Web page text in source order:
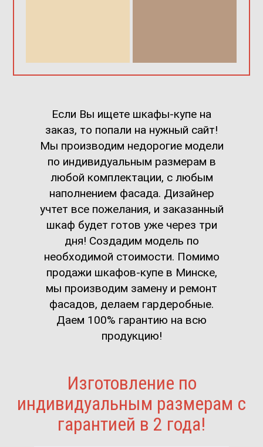
Если Вы ищете шкафы-купе на
заказ, то попали на нужный сайт!
Мы производим недорогие модели
по индивидуальным размерам в
любой комплектации, с любым
наполнением фасада. Дизайнер
учтет все пожелания, и заказанный
шкаф будет готов уже через три
дня! Создадим модель по
необходимой стоимости. Помимо
продажи шкафов-купе в Минске,
мы производим замену и ремонт
фасадов, делаем гардеробные.
Даем 100% гарантию на всю
продукцию!
Изготовление по
индивидуальным размерам с
гарантией в 2 года!